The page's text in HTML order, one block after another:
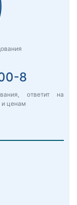
8
ответит на
и ценам